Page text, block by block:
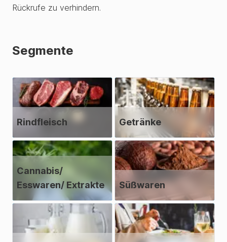
Rückrufe zu verhindern.
Segmente
Rindfleisch Getränke
Cannabis/
Esswaren/ Extrakte
Süßwaren